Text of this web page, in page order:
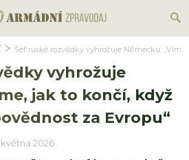
Šéf ruské rozvědky vyhrožuje Německu:
vyhrožuje
jak to končí, když
za Evropu“
května 2026